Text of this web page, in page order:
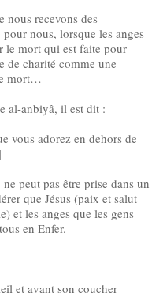
nous recevons des
nous, lorsque les anges
le mort qui est faite pour
de charité comme une
mort…
al-anbiyâ, il est dit :
vous adorez en dehors de
peut pas être prise dans un
que Jésus (paix et salut
et les anges que les gens
en Enfer.
et avant son coucher